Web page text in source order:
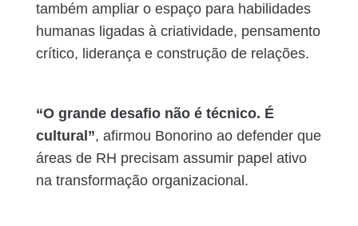
também ampliar o espaço para habilidades
humanas ligadas à criatividade, pensamento
crítico, liderança e construção de relações.
“O grande desafio não é técnico. É
cultural”, afirmou Bonorino ao defender que
áreas de RH precisam assumir papel ativo
na transformação organizacional.